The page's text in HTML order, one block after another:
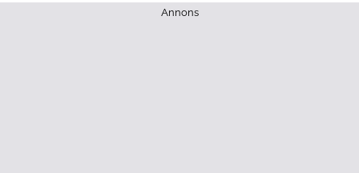
Annons